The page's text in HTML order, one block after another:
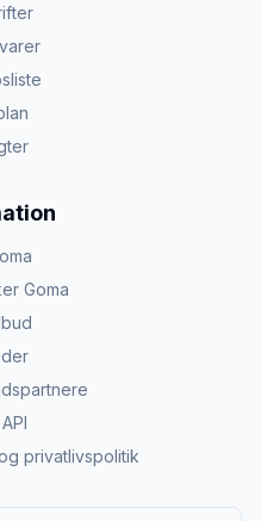
Goma
privatlivspolitik